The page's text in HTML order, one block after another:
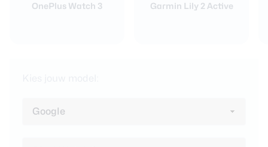
OnePlus Watch 3 Garmin Lily 2 Active